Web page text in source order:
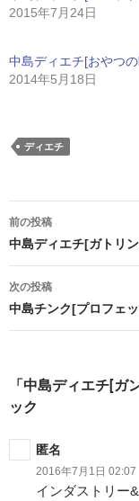
2015年7月24日
中島ディエチ[おやつ
2014年5月18日
ディエチ
投
稿
ナ
ビ
ー
シ
ョ
ン
前の投稿
中島ディエチ[ガトリ
次の投稿
中島チンク[プロフェ
「中島ディエチ[
ック
匿名
2016年7月1日 02:07
インダストリー